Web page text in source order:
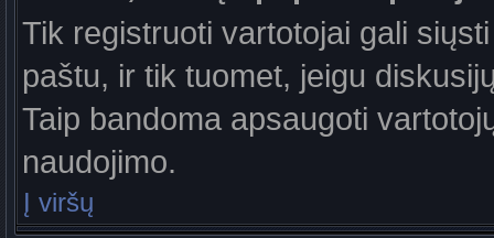
Tik registruoti vartotojai gali
paštu, ir tik tuomet, jeigu
Taip bandoma apsaugoti
naudojimo.
Į viršų